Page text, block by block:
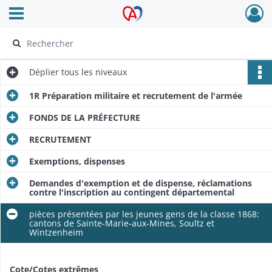
Archives Alsace - Colmar
Ouvrir le menu déroulant
Déplier tous les niveaux
1R Préparation militaire et recrutement de l'armée
FONDS DE LA PRÉFECTURE
RECRUTEMENT
Exemptions, dispenses
Demandes d'exemption et de dispense, réclamations
contre l'inscription au contingent départemental
pièces présentées par les jeunes gens de la classe 1868:
cantons de Sainte-Marie-aux-Mines, Soultz et
Wintzenheim
Cote/Cotes extrêmes